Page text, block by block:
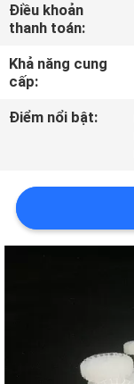
KIỂM
SOÁT
CHẤT
LƯỢNG
HỆ
VỚI
Điều khoản
thanh toán:
Khả năng cung
cấp:
Điểm nổi bật: